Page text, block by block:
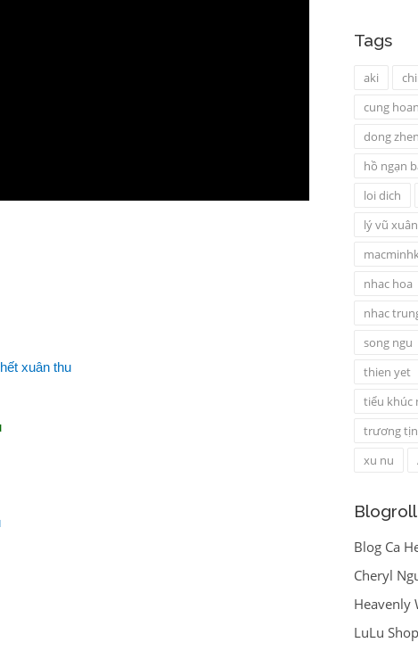
xuân thu
Tags
aki
cung
dong zhen
hồ ngạn
loi dich
lý vũ xuân
nhac hoa
nhac
song ngu
thien yet
tiểu khúc
trương
xu nu
Blogroll
Blog Ca
Cheryl
Heavenly
LuLu Shop